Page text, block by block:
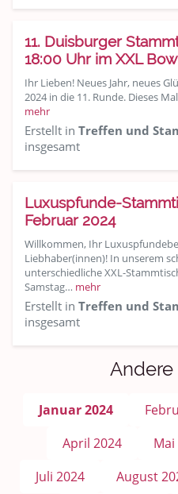
11. Duisburger
18:00 Uhr im XXL
Ihr Lieben! Neues Jahr, neues
2024 in die 11. Runde. Dieses
mehr
Erstellt in Treffen und
insgesamt
Luxuspfunde-
Februar 2024
Willkommen, Ihr
Liebhaber(innen)! In unserem
unterschiedliche XXL-
Samstag… mehr
Erstellt in Treffen und
insgesamt
Januar 2024
April 2024
Mai
Juli 2024
August